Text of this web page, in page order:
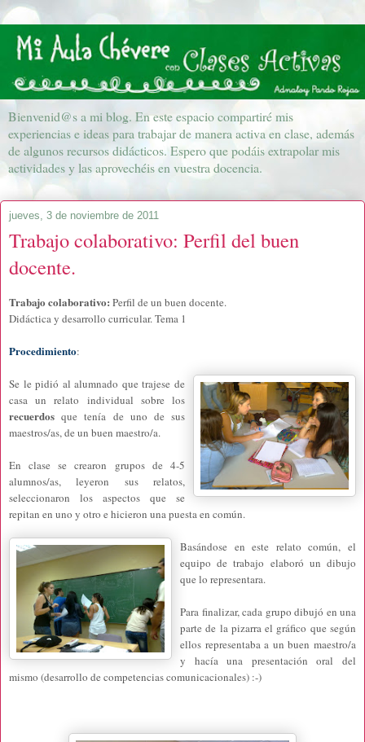
Bienvenid@s a mi blog. En este espacio compartiré mis
experiencias e ideas para trabajar de manera activa en clase, además
de algunos recursos didácticos. Espero que podáis extrapolar mis
actividades y las aprovechéis en vuestra docencia.
jueves, 3 de noviembre de 2011
Trabajo colaborativo: Perfil del buen
docente.
Trabajo colaborativo: Perfil de un buen docente.
Didáctica y desarrollo curricular. Tema 1
Procedimiento:
Se le pidió al alumnado que trajese de
casa un relato individual sobre los
recuerdosque tenía de uno de sus
maestros/as, de un buen maestro/a.
En clase se crearon grupos de 4-5
alumnos/as, leyeron sus relatos,
seleccionaron los aspectos que se
repitan en uno y otro e hicieron una puesta en común.
Basándose en este relato común, el
equipo de trabajo elaboró un dibujo
que lo representara.
Para finalizar, cada grupo dibujó en una
parte de la pizarra el gráfico que según
ellos representaba a un buen maestro/a
y hacía una presentación oral del
mismo (desarrollo de competencias comunicacionales) :-)